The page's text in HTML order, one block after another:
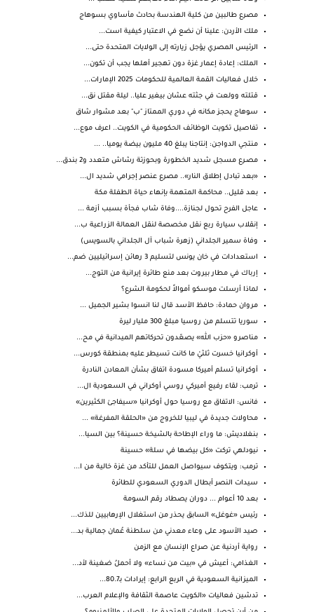
مصرع طالبين من كلية الهندسة بحادث مأساوي بسوهاج
ملك ⁧‫الأردن‬⁩: علينا أن نضع في الاعتبار كيفية است...
الرئيس المصري يؤجل زيارته إلى الولايات المتحدة حتى...
الملك: إعادة إعمار غزة دون تهجير أهلها يجب أن تكون...
خلال فعاليات القمة العالمية للحكومات 2025 الإمارات...
قتلته وولعت في جثته عشان بيغير عليا.. ليلة مقتل نق...
سوهاج يحجز مكانه في دوري الممتاز "ب" بعد مشوار شاق
تفاصيل تكويت الوظائف الحكومية في الكويت.. اعرف موع...
منتجي الدواجن: إنتاجنا يبلغ 40 مليون بيضة يوميا.. ...
مصـرع مسجل شديد الخطورة وبحوزتة رشاش متعدد و2 بندق...
«بعد تبادل إطلاق النار».. مصرع عنصر إجرامي شديد ال...
بعد قليل.. محاكمة المتهمة بإنهاء حياة الطفلة مكة
عاجل الفرح تحول لجنازة....وفاة شاب فجأة بسبب أزمة ...
إنقلاب سيارة ربع نقل مخصصة لنقل العمالة الزراعية ب...
وفاة سمير الجلداني (زهرة شباب آل الجلداني بالسويس)
استعدادات في خان يونس لتسليم 3 رهائن إسرائيليين ضم...
إرباك في مطار بيروت بعد منع طائرة إيرانية من التوج...
لماذا أرسلت موسكو أموالاً لحكومة الشرع؟
مروان حمادة: حافظ الأسد قال لنا انسوا بشير الجميل ...
سوريا تتسلم من روسيا مبلغ 300 مليار ليرة
مناصرو «حزب الله» يصعّدون تحركاتهم الميدانية في مح...
أوكرانيا خسرت ثلثيْ ما كانت تسيطر عليه بمنطقة كورس...
أوكرانيا تسلم أميركا مسودة اتفاق بشأن المعادن النادرة
ترمب: لقاء رفيع أميركي روسي أوكراني في السعودية ال...
فانس: الاتفاق مع روسيا حول أوكرانيا «سيفاجئ الكثيرين»
محاولات جديدة في ليبيا للخروج من «الحلقة المفرغة» ...
بنغلاديش: ما وراء الإطاحة بالشيخة حسينة؟ بين السيا...
نيودلهي تركت «كل بيضها في سلة» حسينة
ترمب: ويتكوف سيواصل العمل للتأكد من غزة خالية من ا...
سيدات النصر أبطال الدوري السعودي للطائرة
بعد 10 أعوام ... دوران يصطاد رقم السومة
رئيس «غوغل» السابق يحذر من استغلال الإرهابيين للذك...
صيد الأسود على وعاء معدني من سلطنة عُمان جمالية بد...
رواية أردنية عن صراع الإنسان مع الزمن
الغذامي: أعيش في «بيت من نساء» ولا أحملُ ضغينة لأد...
الميزانية السعودية في الربع الرابع: إيرادات بـ80.7...
تدشين فعاليات «الكويت عاصمة الثقافة والإعلام العرب...